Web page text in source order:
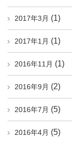
2017年3月 (1)
2017年1月 (1)
2016年11月 (1)
2016年9月 (2)
2016年7月 (5)
2016年4月 (5)